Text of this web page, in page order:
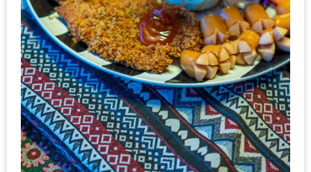
200
บาท
ชี้
เบาะแส
ความ
อร่อย
ตาม